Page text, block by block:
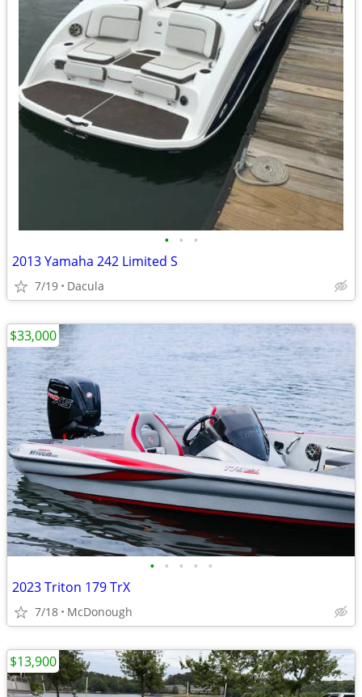
• • •
2013 Yamaha 242 Limited S
7/19 Dacula
• • • • •
2023 Triton 179 TrX
7/18 McDonough
$33,000
$13,900